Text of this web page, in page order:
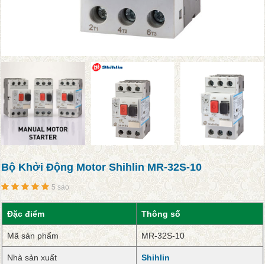
Bộ Khởi Động Motor Shihlin MR-32S-10
5 sao
Đặc điểm Thông số
Mã sản phẩm MR-32S-10
Nhà sản xuất Shihlin